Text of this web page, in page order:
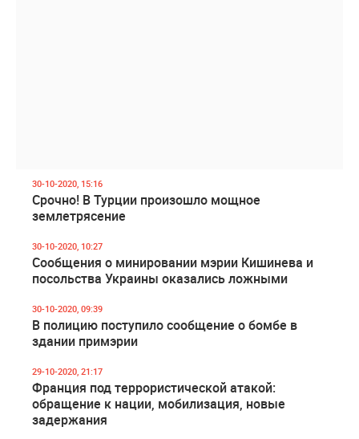
30-10-2020, 15:16
Срочно! В Турции произошло мощное
землетрясение
30-10-2020, 10:27
Сообщения о минировании мэрии Кишинева и
посольства Украины оказались ложными
30-10-2020, 09:39
В полицию поступило сообщение о бомбе в
здании примэрии
29-10-2020, 21:17
Франция под террористической атакой:
обращение к нации, мобилизация, новые
задержания